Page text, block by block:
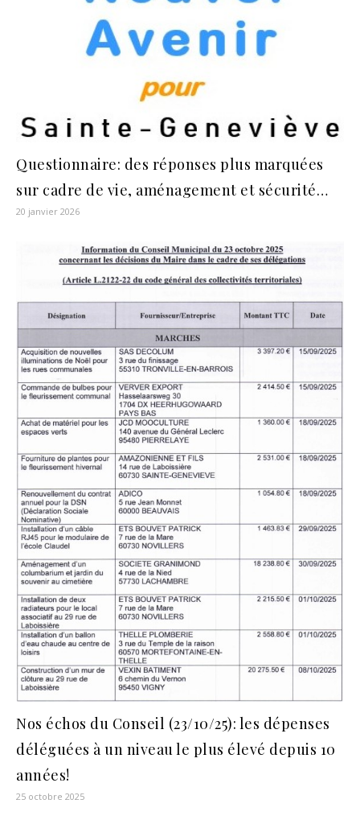
Questionnaire: des réponses plus marquées
sur cadre de vie, aménagement et sécurité…
20 janvier 2026
Nos échos du Conseil (23/10/25): les dépenses
déléguées à un niveau le plus élevé depuis 10
années!
25 octobre 2025